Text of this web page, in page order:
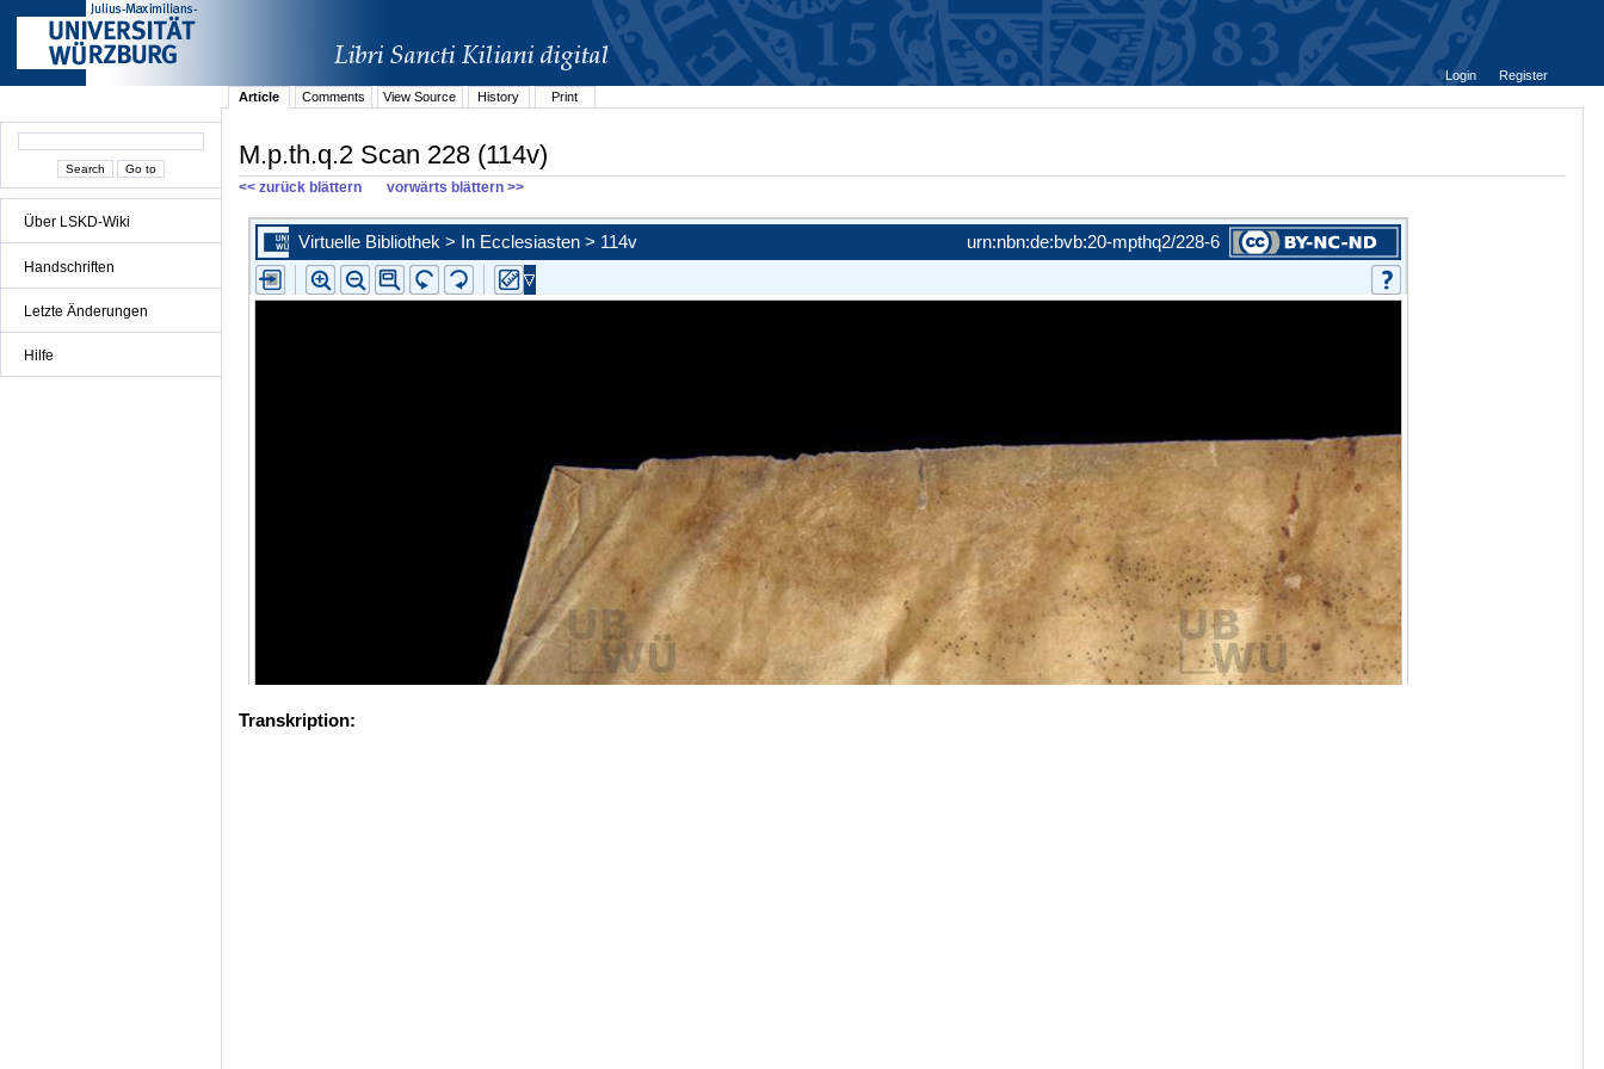
Über LSKD-Wiki
Handschriften
Letzte Änderungen
Hilfe
Login
Register
Article
Comments View Source History Print
M.p.th.q.2 Scan 228 (114v)
<< zurück blättern vorwärts blättern >>
Transkription: